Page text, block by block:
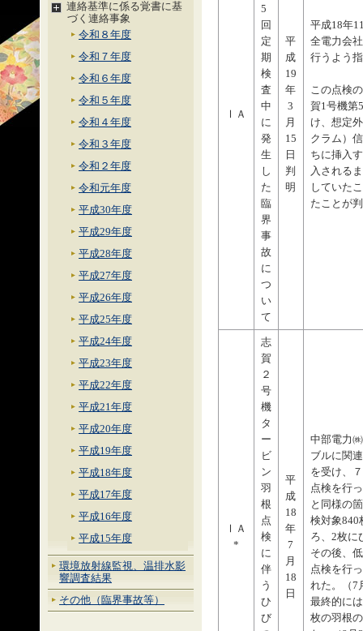
連絡基準に係る覚書に基
づく連絡事象
令和８年度
令和７年度
令和６年度
令和５年度
令和４年度
令和３年度
令和２年度
令和元年度
平成30年度
平成29年度
平成28年度
平成27年度
平成26年度
平成25年度
平成24年度
平成23年度
平成22年度
平成21年度
平成20年度
平成19年度
平成18年度
平成17年度
平成16年度
平成15年度
環境放射線監視、温排水影
響調査結果
その他（臨界事故等）
ⅠＡ
5
回
定
期
検
査
中
に
発
生
し
た
臨
界
事
故
に
つ
い
て
平
成
19
年
3
月
15
日
判
明
平成18年
全電力会
行うよう
この点検
賀1号機第
け、想定
クラム）
ちに挿入
入される
していた
たことが
ⅠＡ
*
志
賀
２
号
機
タ
ー
ビ
ン
羽
根
点
検
に
伴
う
ひ
び
平
成
18
年
7
月
18
日
中部電力
ブルに関
を受け、
点検を行
と同様の
検対象840
ろ、2枚に
その後、
点検を行
れた。（7
最終的に
枚の羽根